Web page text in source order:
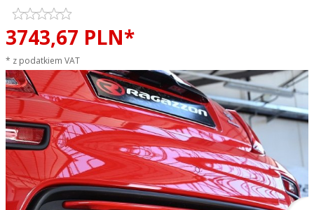
3743,67 PLN*
* z podatkiem VAT